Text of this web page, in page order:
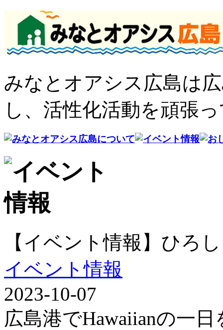
みなとオアシス広島は
し、活性化活動を頑張
【イベント情報】ひろ
イベント情報
2023-10-07
広島港でHawaiianの一日